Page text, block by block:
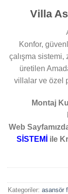
Villa
Konfor,
çalışma sistemi,
üretilen
villalar ve özel
Montaj
Web
SİSTEMİ
ile
Kategoriler: asansör